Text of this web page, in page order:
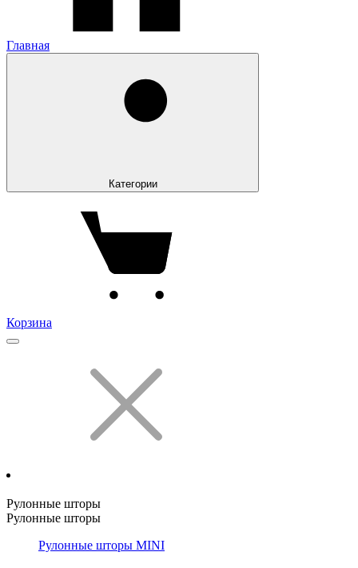
Главная
Категории
Корзина
Рулонные шторы
Рулонные шторы
Рулонные шторы MINI